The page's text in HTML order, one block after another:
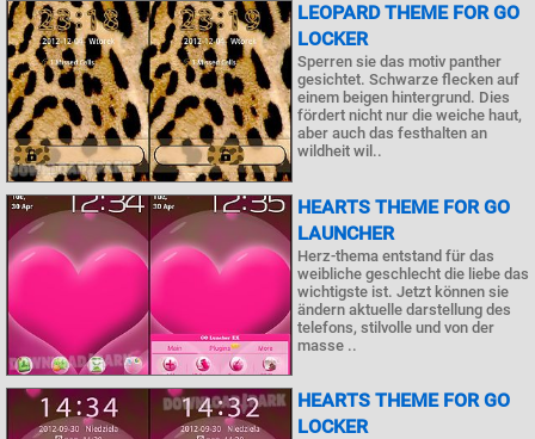
LEOPARD THEME FOR GO
LOCKER
Sperren sie das motiv panther
gesichtet. Schwarze flecken auf
einem beigen hintergrund. Dies
fördert nicht nur die weiche haut,
aber auch das festhalten an
wildheit wil..
HEARTS THEME FOR GO
LAUNCHER
Herz-thema entstand für das
weibliche geschlecht die liebe das
wichtigste ist. Jetzt können sie
ändern aktuelle darstellung des
telefons, stilvolle und von der
masse ..
HEARTS THEME FOR GO
LOCKER